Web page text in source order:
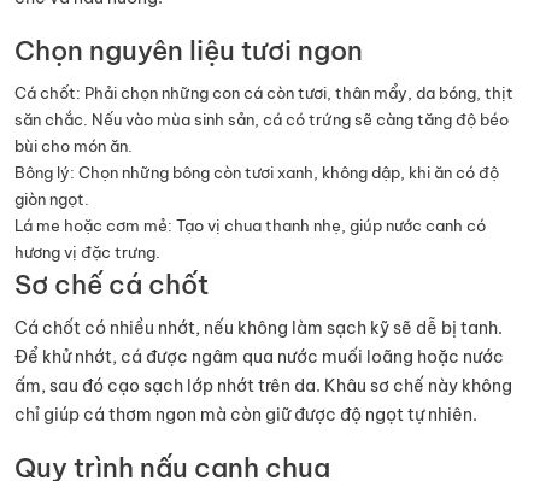
Chọn nguyên liệu tươi ngon
Cá chốt: Phải chọn những con cá còn tươi, thân mẩy, da bóng, thịt
săn chắc. Nếu vào mùa sinh sản, cá có trứng sẽ càng tăng độ béo
bùi cho món ăn.
Bông lý: Chọn những bông còn tươi xanh, không dập, khi ăn có độ
giòn ngọt.
Lá me hoặc cơm mẻ: Tạo vị chua thanh nhẹ, giúp nước canh có
hương vị đặc trưng.
Sơ chế cá chốt
Cá chốt có nhiều nhớt, nếu không làm sạch kỹ sẽ dễ bị tanh.
Để khử nhớt, cá được ngâm qua nước muối loãng hoặc nước
ấm, sau đó cạo sạch lớp nhớt trên da. Khâu sơ chế này không
chỉ giúp cá thơm ngon mà còn giữ được độ ngọt tự nhiên.
Quy trình nấu canh chua